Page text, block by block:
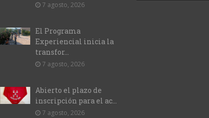
7 agosto, 2026
El Programa
Experiencial inicia la
transfor...
7 agosto, 2026
Abierto el plazo de
inscripción para el ac...
7 agosto, 2026